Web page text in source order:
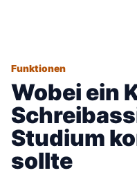
Funktionen
Wobei ein
Studium
sollte